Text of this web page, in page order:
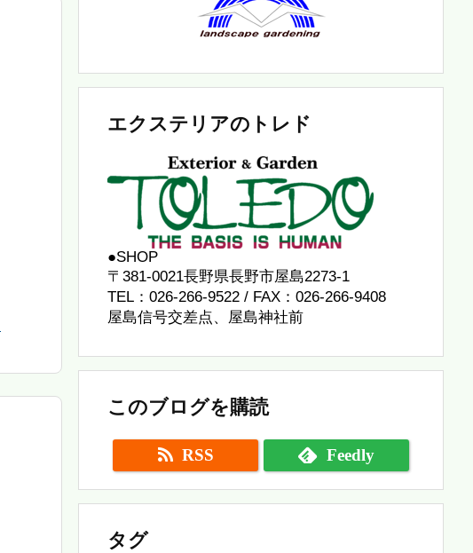
エクステリアのトレド
●SHOP
〒381-0021長野県長野市屋島2273-1
TEL：026-266-9522 / FAX：026-266-9408
屋島信号交差点、屋島神社前
このブログを購読
RSS Feedly
タグ